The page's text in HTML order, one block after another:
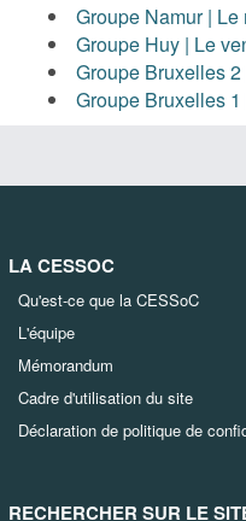
Groupe Namur |
Groupe Huy | Le
Groupe Bruxelles
Groupe Bruxelles
LA CESSOC
Qu'est-ce que la CESSoC
L'équipe
Mémorandum
Cadre d'utilisation du site
Déclaration de politique de
RECHERCHER SUR LE